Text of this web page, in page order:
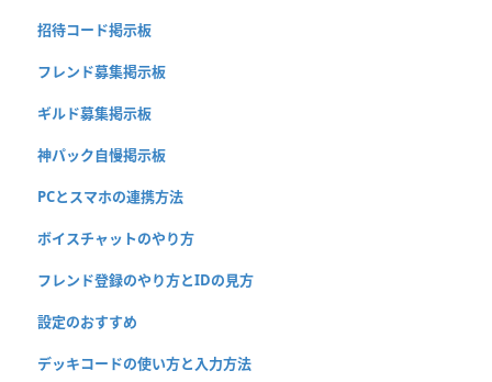
招待コード掲示板
フレンド募集掲示板
ギルド募集掲示板
神パック自慢掲示板
PCとスマホの連携方法
ボイスチャットのやり方
フレンド登録のやり方とIDの見方
設定のおすすめ
デッキコードの使い方と入力方法